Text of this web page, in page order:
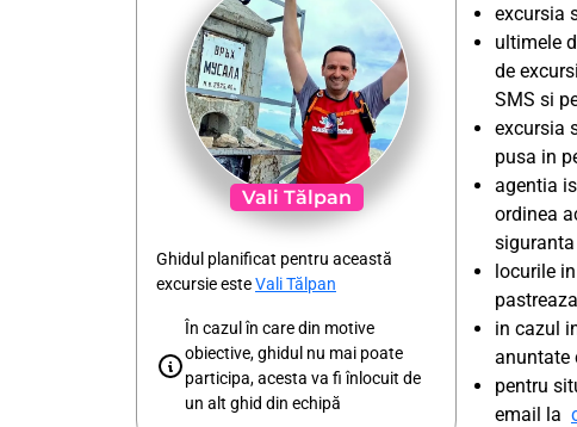
Vali Tălpan
Ghidul planificat pentru această
excursie esteVali Tălpan
În cazul în care din motive
obiective, ghidul nu mai poate
participa, acesta va fi înlocuit de
un alt ghid din echipă
excursia
ultimele
de
SMS si
excursia
pusa in
agentia
ordinea
locurile
in cazul
anuntate
pentru
email la